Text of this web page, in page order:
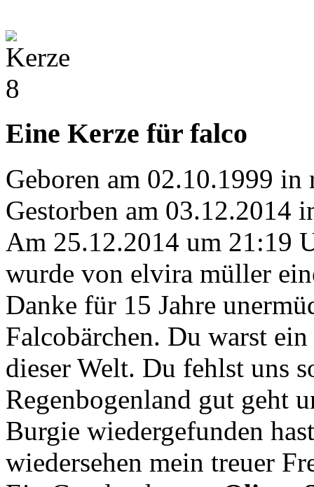
Eine Kerze für falco
Geboren am 02.10.1999 in
Gestorben am 03.12.2014
Am 25.12.2014 um 21:19
wurde von elvira müller
Danke für 15 Jahre
Falcobärchen. Du warst
dieser Welt. Du fehlst uns
Regenbogenland gut geht
Burgie wiedergefunden
wiedersehen mein treuer